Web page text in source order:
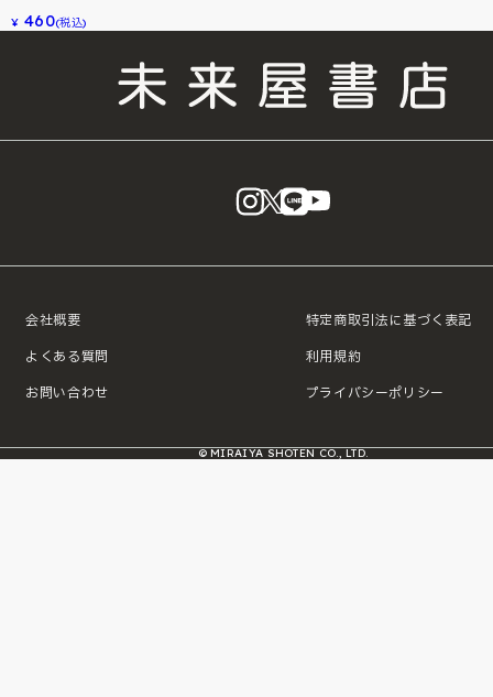
¥ 460(税込)
instagram
X LINE
会社概要
よくある質問
お問い合わせ
特定商取引法に基づく表記
利用規約
プライバシーポリシー
© MIRAIYA SHOTEN CO., LTD.